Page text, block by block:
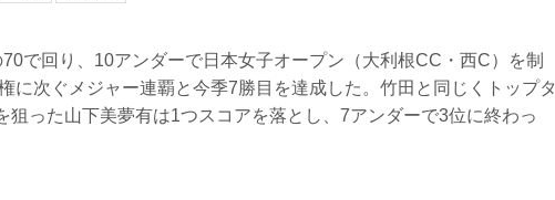
で回り、10アンダーで日本女子オープン（大利根CC・西C）を制
に次ぐメジャー連覇と今季7勝目を達成した。竹田と同じくトップタ
狙った山下美夢有は1つスコアを落とし、7アンダーで3位に終わっ